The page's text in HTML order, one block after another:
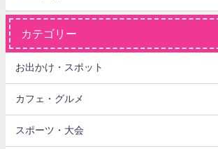
カテゴリー
お出かけ・スポット
カフェ・グルメ
スポーツ・大会